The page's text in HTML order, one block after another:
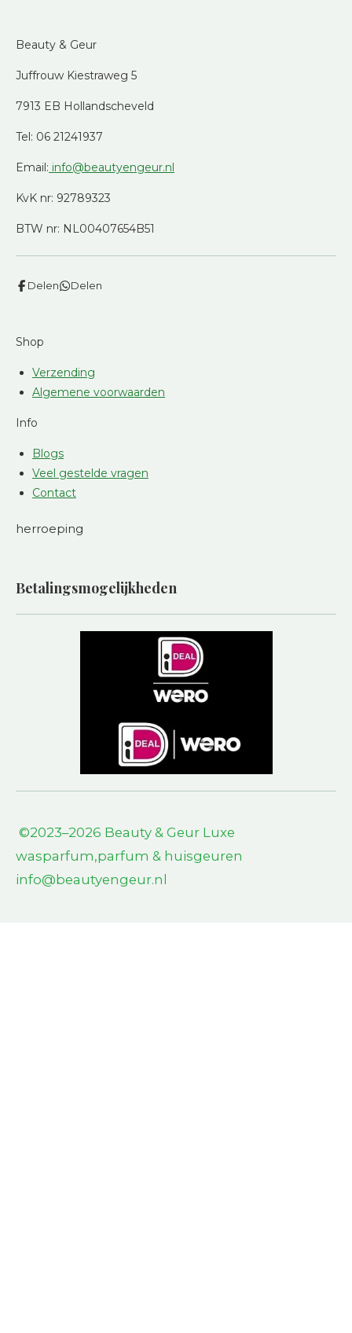
Beauty & Geur
Juffrouw Kiestraweg 5
7913 EB Hollandscheveld
Tel: 06 21241937
Email: info@beautyengeur.nl
KvK nr: 92789323
BTW nr: NL00407654B51
Delen Delen
Shop
Verzending
Algemene voorwaarden
Info
Blogs
Veel gestelde vragen
Contact
herroeping
Betalingsmogelijkheden
©2023–2026 Beauty & Geur Luxe
wasparfum,parfum & huisgeuren
info@beautyengeur.nl